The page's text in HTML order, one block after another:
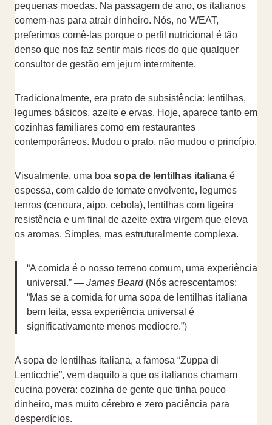
pequenas moedas. Na passagem de ano, os italianos
comem-nas para atrair dinheiro. Nós, no WEAT,
preferimos comê-las porque o perfil nutricional é tão
denso que nos faz sentir mais ricos do que qualquer
consultor de gestão em jejum intermitente.
Tradicionalmente, era prato de subsistência: lentilhas,
legumes básicos, azeite e ervas. Hoje, aparece tanto em
cozinhas familiares como em restaurantes
contemporâneos. Mudou o prato, não mudou o princípio.
Visualmente, uma boa sopa de lentilhas italiana é
espessa, com caldo de tomate envolvente, legumes
tenros (cenoura, aipo, cebola), lentilhas com ligeira
resistência e um final de azeite extra virgem que eleva
os aromas. Simples, mas estruturalmente complexa.
“A comida é o nosso terreno comum, uma experiência
universal.” — James Beard(Nós acrescentamos:
“Mas se a comida for uma sopa de lentilhas italiana
bem feita, essa experiência universal é
significativamente menos medíocre.”)
A sopa de lentilhas italiana, a famosa “Zuppa di
Lenticchie”, vem daquilo a que os italianos chamam
cucina povera: cozinha de gente que tinha pouco
dinheiro, mas muito cérebro e zero paciência para
desperdícios.